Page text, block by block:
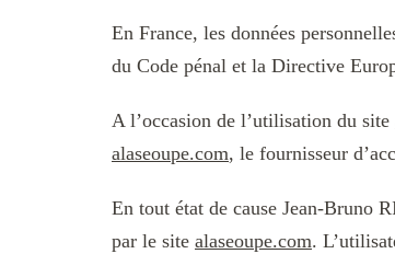
En France, les données
du Code pénal et la Directive
A l’occasion de l’utilisation du site
alaseoupe.com, le fournisseur
En tout état de cause Jean-Bruno
par le site alaseoupe.com.